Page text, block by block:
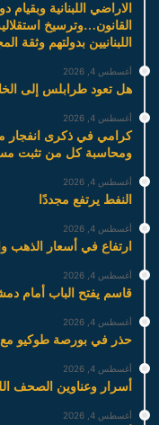
الاراضي اللبنانية
القانون…وترسيخ
اللبنانيين بدولتهم وثقة
أغسطس 4, 2026
هل تعود طرابلس إلى
أغسطس 4, 2026
كرامي في ذكرى انفجار
ومحاسبة كل من تثبت
أغسطس 4, 2026
النفط يرتفع مجددًا
أغسطس 4, 2026
ارتفاع في أسعار الذهب
أغسطس 4, 2026
قاسم يفتح الباب أمام
أغسطس 4, 2026
حذر في بورصة طوكيو مع
أغسطس 4, 2026
أسرار وعناوين الصحف
أغسطس 4, 2026